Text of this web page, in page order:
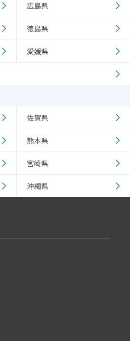
広島県
徳島県
愛媛県
佐賀県
熊本県
宮崎県
沖縄県